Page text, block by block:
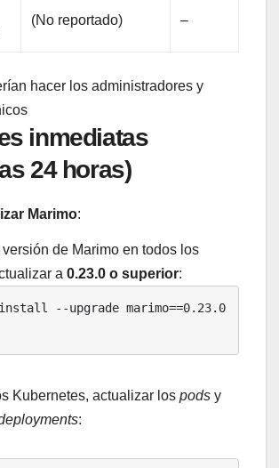
(No reportado) –
hacer los administradores y
inmediatas
24 horas)
Marimo:
de Marimo en todos los
a 0.23.0 o superior:
Kubernetes, actualizar los pods y
: